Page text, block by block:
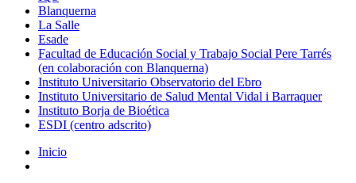
Blanquerna
La Salle
Esade
Facultad de Educación Social y Trabajo Social Pere Tarrés
(en colaboración con Blanquerna)
Instituto Universitario Observatorio del Ebro
Instituto Universitario de Salud Mental Vidal i Barraquer
Instituto Borja de Bioética
ESDI (centro adscrito)
Inicio